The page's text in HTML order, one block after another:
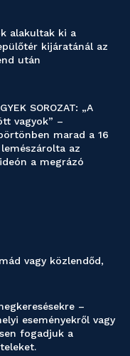
alakultak ki a
kijáratánál az
után
SOROZAT: „A
vagyok” –
marad a 16
az
a megrázó
vagy közlendőd,
–
eseményekről vagy
fogadjuk a